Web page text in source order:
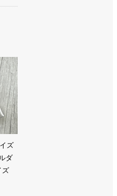
ズ
ダ
ズ